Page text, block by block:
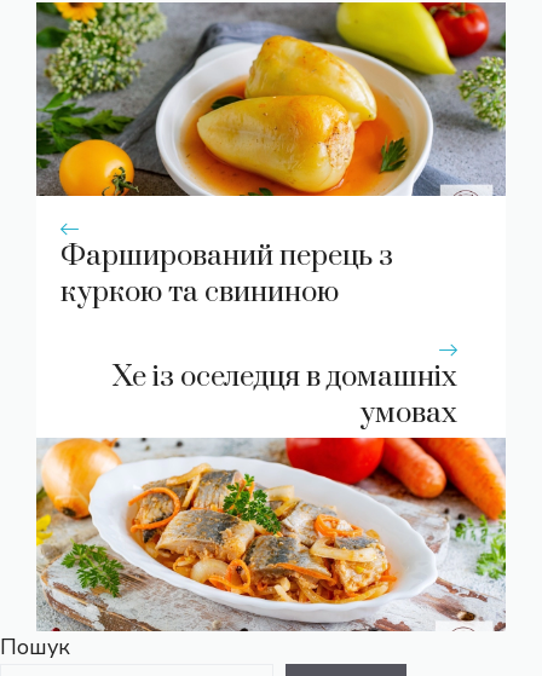
Фарширований перець з
куркою та свининою
Хе із оселедця в домашніх
умовах
Пошук